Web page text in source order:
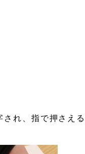
れ、指で押さえ